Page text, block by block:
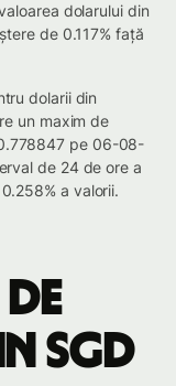
dolarului din
de 0.117% față
dolarii din
un maxim de
pe 06-08-
de 24 de ore a
a valorii.
SGD